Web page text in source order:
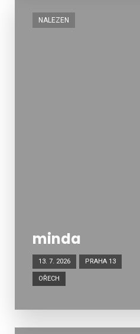
NALEZEN
minda
13. 7. 2026 PRAHA 13
OŘECH